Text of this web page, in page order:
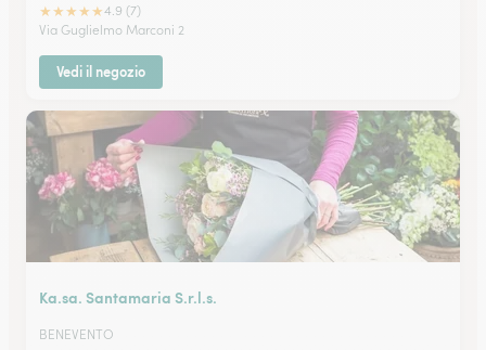
★★★★★4.9 (7)
Via Guglielmo Marconi 2
Vedi il negozio
Ka.sa. Santamaria S.r.l.s.
BENEVENTO